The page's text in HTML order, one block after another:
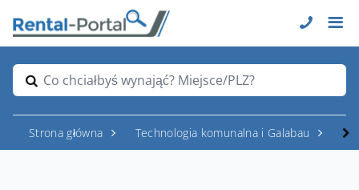
Co chciałbyś wynająć? Miejsce/PLZ?
Strona główna Technologia komunalna i Galabau